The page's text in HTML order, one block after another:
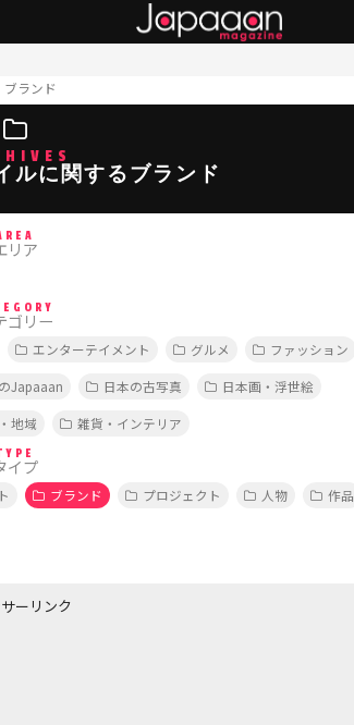
ブランド
ルに関するブランド
リア
ゴリー
エンターテイメント グルメ
ファッション
Japaaan 日本の古写真
日本画・浮世絵
地域 雑貨・インテリア
イプ
ブランド プロジェクト 人物
作品
ーリンク